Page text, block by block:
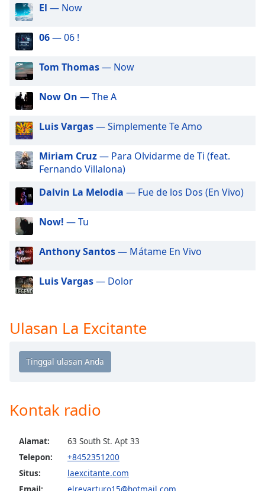
subtitles
off
selected
Audio
Track
Picture-
in-
Picture
Fullscreen
This
window.
Beginning
window.
cancel
close
the
Background
El — Now
06— 06 !
Tom Thomas— Now
Now On — The A
Luis Vargas— Simplemente Te Amo
Miriam Cruz— Para Olvidarme de Ti (feat.
Fernando Villalona)
Dalvin La Melodia — Fue de los Dos (En Vivo)
Now! — Tu
Anthony Santos— Mátame En Vivo
Luis Vargas— Dolor
Ulasan La Excitante
Kontak radio
Alamat:
63 South St. Apt 33
Telepon:
+8452351200
Situs:
laexcitante.com